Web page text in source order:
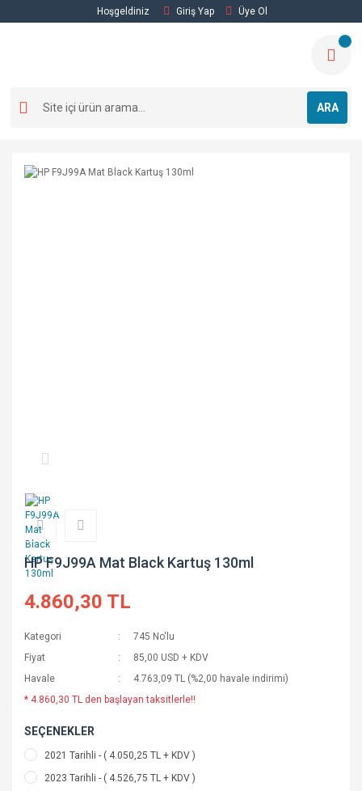
Hoşgeldiniz Giriş Yap Üye Ol
ARA
HP F9J99A Mat Black Kartuş 130ml
4.860,30 TL
Kategori
745 No'lu
Fiyat
85,00 USD + KDV
Havale
4.763,09 TL (%2,00 havale indirimi)
* 4.860,30 TL den başlayan taksitlerle!!
SEÇENEKLER
2021 Tarihli - ( 4.050,25 TL + KDV )
2023 Tarihli - ( 4.526,75 TL + KDV )